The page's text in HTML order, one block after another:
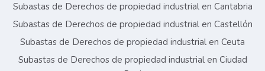
Subastas de Derechos de propiedad industrial en Cantabria
Subastas de Derechos de propiedad industrial en Castellón
Subastas de Derechos de propiedad industrial en Ceuta
Subastas de Derechos de propiedad industrial en Ciudad